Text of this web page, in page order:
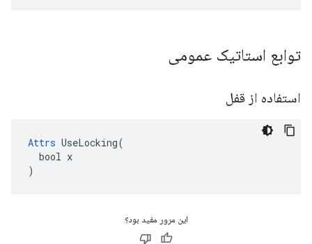
توابع استاتیک عمومی
استفاده از قفل
Attrs UseLocking(
  bool x
)
این مرور مفید بود؟